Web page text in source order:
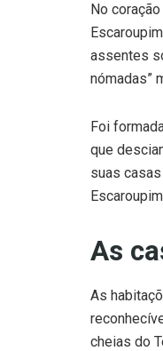
No
assentes
nómadas”
Foi
que
suas
As
As
cheias do